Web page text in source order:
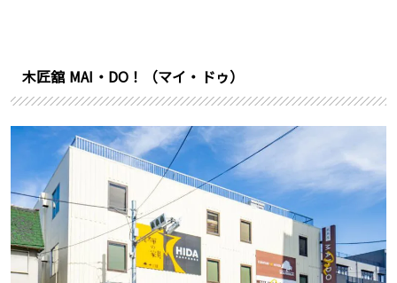
木匠舘 MAI・DO！（マイ・ドゥ）